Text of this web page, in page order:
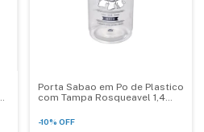
Porta Sabao em Po de Plastico
com Tampa Rosqueavel 1,4
decorado 6288 preto
-10% OFF